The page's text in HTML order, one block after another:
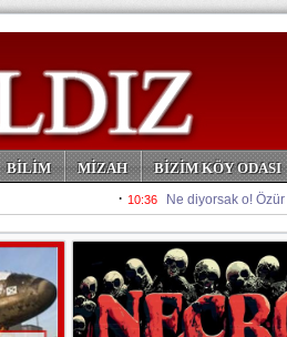
BİLİM MİZAH
BİZİM KÖY ODASI